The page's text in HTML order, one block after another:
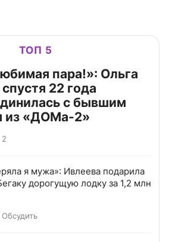
ТОП 5
пара!»: Ольга
22 года
с бывшим
из «ДОМа-2»
2
я мужа»: Ивлеева подарила
дорогущую лодку за 1,2 млн
Обсудить